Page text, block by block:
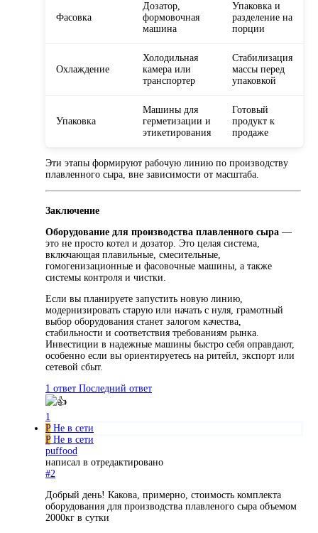
Фасовка
Дозатор,
формовочная
машина
Упаковка и
разделение на
порции
Охлаждение
Холодильная
камера или
транспортер
Стабилизация
массы перед
упаковкой
Упаковка
Машины для
герметизации и
этикетирования
Готовый
продукт к
продаже
Эти этапы формируют рабочую линию по производству
плавленного сыра, вне зависимости от масштаба.
Заключение
Оборудование для производства плавленного сыра —
это не просто котел и дозатор. Это целая система,
включающая плавильные, смесительные,
гомогенизационные и фасовочные машины, а также
системы контроля и чистки.
Если вы планируете запустить новую линию,
модернизировать старую или начать с нуля, грамотный
выбор оборудования станет залогом качества,
стабильности и соответствия требованиям рынка.
Инвестиции в надежные машины быстро себя оправдают,
особенно если вы ориентируетесь на ритейл, экспорт или
сетевой сбыт.
1 ответ Последний ответ
1
P Не в сети
P Не в сети
puffood
написал в отредактировано
#2
Добрый день! Какова, примерно, стоимость комплекта
оборудования для производства плавленого сыра объемом
2000кг в сутки